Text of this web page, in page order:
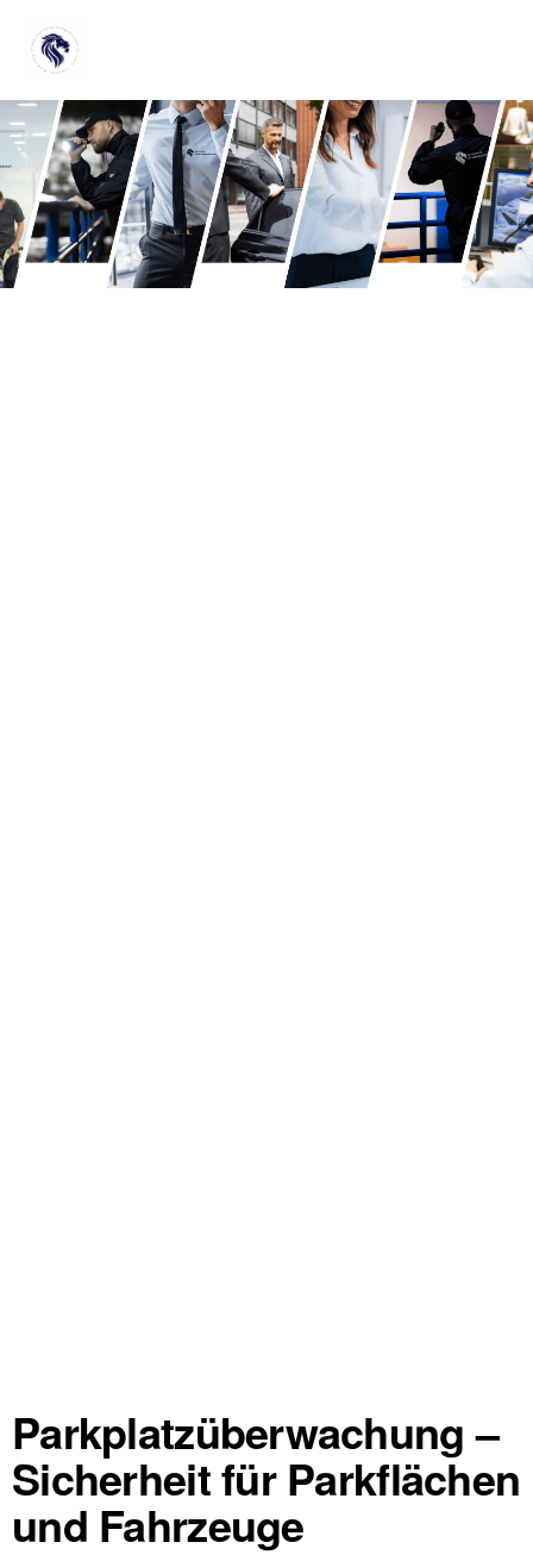
Parkplatzüberwachung –
Sicherheit für Parkflächen
und Fahrzeuge